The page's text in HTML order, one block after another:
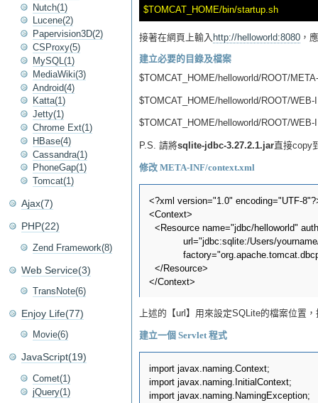
接著在網頁上輸入 http://helloworld:8080 ，
建立必要的目錄及檔案
$TOMCAT_HOME/helloworld/ROOT/
$TOMCAT_HOME/helloworld/ROOT/
$TOMCAT_HOME/helloworld/ROOT/WEB-
P.S. 請將sqlite-jdbc-3.27.2.1.jar直接copy
修改 META-INF/context.xml
<?xml version="1.0" encoding="UTF-
<Context>
<Resource name="jdbc/helloworld"
url="jdbc:sqlite:/Users/
  </Resource>
上述的【url】用來設定SQLite的檔案位置
建立一個 Servlet 程式
import javax.naming.Context;
import javax.naming.InitialContext;
import javax.naming.NamingException;
Nutch(1)
Lucene(2)
Papervision3D(2)
CSProxy(5)
MySQL(1)
MediaWiki(3)
Android(4)
Katta(1)
Jetty(1)
Chrome Ext(1)
HBase(4)
Cassandra(1)
PhoneGap(1)
Tomcat(1)
Ajax(7)
PHP(22)
Zend Framework(8)
Web Service(3)
TransNote(6)
Enjoy Life(77)
Movie(6)
JavaScript(19)
Comet(1)
jQuery(1)